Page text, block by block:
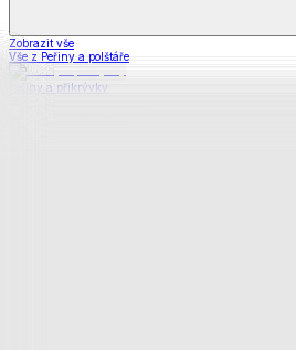
Zobrazit vše
Vše z Peřiny a polštáře
Peřiny a přikrývky